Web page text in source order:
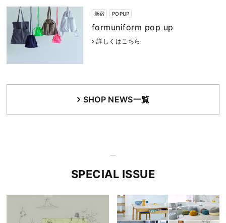
新宿 POPUP
formuniform pop up
詳しくはこちら
SHOP NEWS一覧
SPECIAL ISSUE